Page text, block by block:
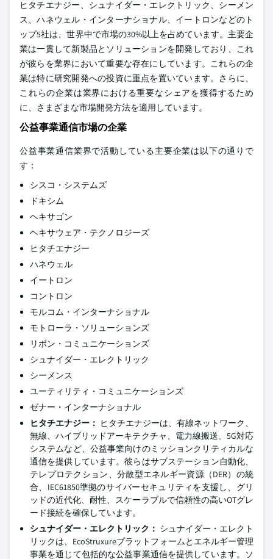
ヒタチエナジー、シュナイダー・エレクトリック、シーメン
ス、ハネウェル・インターナショナル、イートロンなどのト
ップ5社は、世界中で市場の30%以上を占めています。主要企
業は一貫して新製品とソリューションを開発しており、これ
が彼らを業界において重要な存在にしています。これらの企
業は特に研究開発への投資に重点を置いています。さらに、
これらの企業は業界における重要なシェアを獲得するため
に、さまざまな市場開発方法を適用しています。
公益事業通信市場の企業
公益事業通信業界で活動している主要企業は以下の通りで
す：
シスコ・システムズ
ドキシム
ヘキサゴン
ヘキサウェア・テクノロジーズ
ヒタチエナジー
ハネウェル
イートロン
コントロン
モルコム・インターナショナル
モトローラ・ソリューションズ
リボン・コミュニケーションズ
シュナイダー・エレクトリック
シーメンス
ユーティリティ・コミュニケーションズ
ゼナー・インターナショナル
ヒタチエナジー： ヒタチエナジーは、有線ネットワーク、
無線、ハイブリッドアーキテクチャ、電力線搬送、5G対応
システムなど、公益事業向けのミッションクリティカルな
通信を提供しています。彼らはサブステーション自動化、
テレプロテクション、分散型エネルギー資源（DER）の統
合、IEC61850準拠のサイバーセキュリティを支援し、グリ
ッドの近代化、耐性、スケーラブルで信頼性の高いOTグレ
ード接続を確保しています。
シュナイダー・エレクトリック： シュナイダー・エレクト
リックは、EcoStruxureプラットフォームとエネルギー管理
事業を通じて包括的な公益事業通信を提供しています。ソ